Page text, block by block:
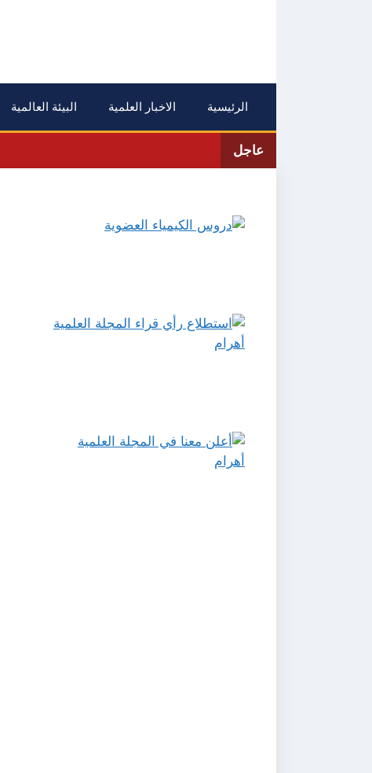
البيئة العالمية الاخبار العلمية الرئيسية
عاجل